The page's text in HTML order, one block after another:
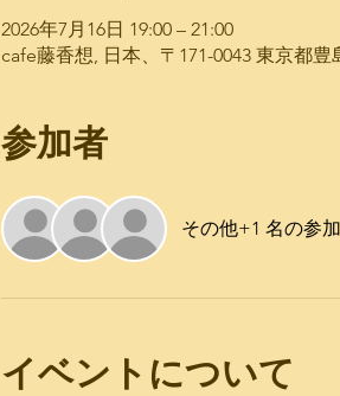
2026年7月16日 19:00 – 21:00
cafe藤香想, 日本、〒171-0043 東京都
参加者
その他+1 名の参
イベントについて